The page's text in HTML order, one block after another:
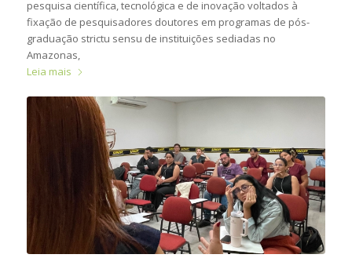
pesquisa científica, tecnológica e de inovação voltados à
fixação de pesquisadores doutores em programas de pós-
graduação strictu sensu de instituições sediadas no
Amazonas,
Leia mais